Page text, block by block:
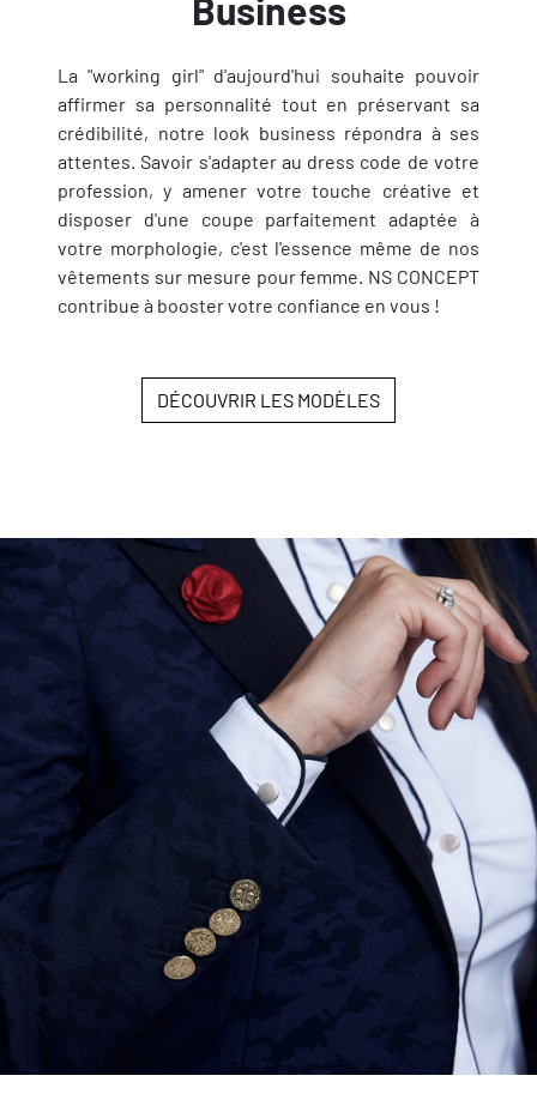
La "working girl" d'aujourd'hui souhaite pouvoir
affirmer sa personnalité tout en préservant sa
crédibilité, notre look business répondra à ses
attentes. Savoir s'adapter au dress code de votre
profession, y amener votre touche créative et
disposer d'une coupe parfaitement adaptée à
votre morphologie, c'est l'essence même de nos
vêtements sur mesure pour femme. NS CONCEPT
contribue à booster votre confiance en vous !
DÉCOUVRIR LES MODÈLES